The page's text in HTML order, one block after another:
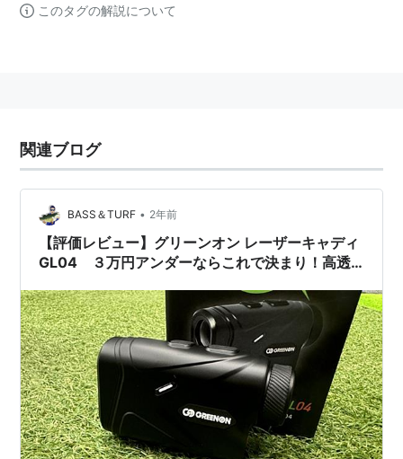
このタグの解説について
関連ブログ
BASS＆TURF • 2年前
【評価レビュー】グリーンオン レーザーキャディ
GL04 ３万円アンダーならこれで決まり！高透